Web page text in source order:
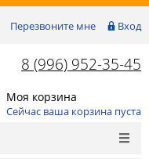
Перезвоните мне Вход
8 (996) 952-35-45
Моя корзина
Сейчас ваша корзина пуста